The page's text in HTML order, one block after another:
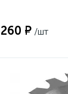
260 ₽ /шт